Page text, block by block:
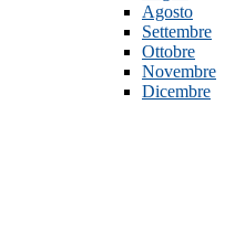
Agosto
Settembre
Ottobre
Novembre
Dicembre